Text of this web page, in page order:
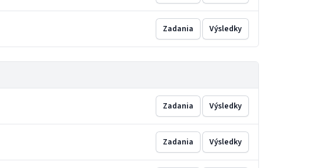
Zadania Výsledky
Zadania Výsledky
Zadania Výsledky